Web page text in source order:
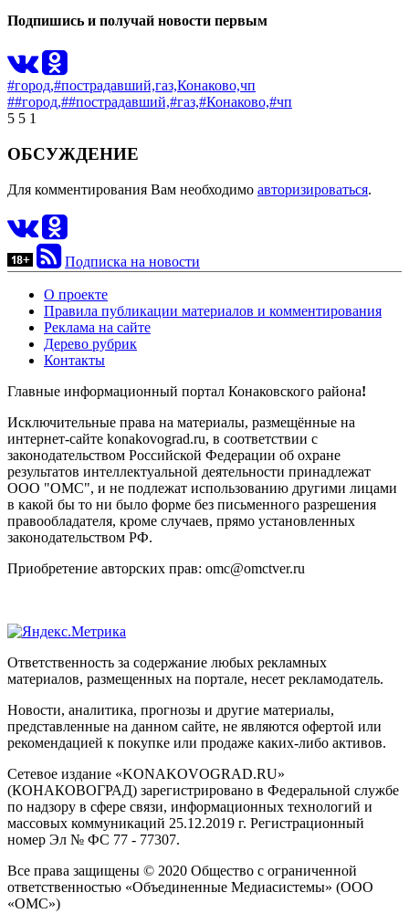
Подпишись и получай новости первым
#город,#пострадавший,газ,Конаково,чп
##город,##пострадавший,#газ,#Конаково,#чп
5 5 1
ОБСУЖДЕНИЕ
Для комментирования Вам необходимо авторизироваться.
Подписка на новости
О проекте
Правила публикации материалов и комментирования
Реклама на сайте
Дерево рубрик
Контакты
Главные информационный портал Конаковского района!
Исключительные права на материалы, размещённые на
интернет-сайте konakovograd.ru, в соответствии с
законодательством Российской Федерации об охране
результатов интеллектуальной деятельности принадлежат
ООО "ОМС", и не подлежат использованию другими лицами
в какой бы то ни было форме без письменного разрешения
правообладателя, кроме случаев, прямо установленных
законодательством РФ.
Приобретение авторских прав: omc@omctver.ru
Ответственность за содержание любых рекламных
материалов, размещенных на портале, несет рекламодатель.
Новости, аналитика, прогнозы и другие материалы,
представленные на данном сайте, не являются офертой или
рекомендацией к покупке или продаже каких-либо активов.
Сетевое издание «KONAKOVOGRAD.RU»
(КОНАКОВОГРАД) зарегистрировано в Федеральной службе
по надзору в сфере связи, информационных технологий и
массовых коммуникаций 25.12.2019 г. Регистрационный
номер Эл № ФС 77 - 77307.
Все права защищены © 2020 Общество с ограниченной
ответственностью «Объединенные Медиасистемы» (ООО
«ОМС»)